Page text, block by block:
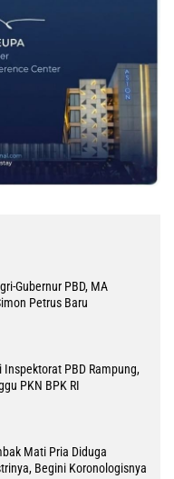
Gubernur PBD, MA
Petrus Baru
PBD Rampung,
PKN BPK RI
Mati Pria Diduga
Begini Koronologisnya